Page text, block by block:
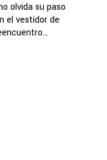
olvida su paso
el vestidor de